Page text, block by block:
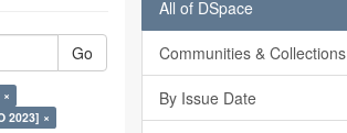
Go
2023] ×
All of DSpace
Communities & Collections
By Issue Date